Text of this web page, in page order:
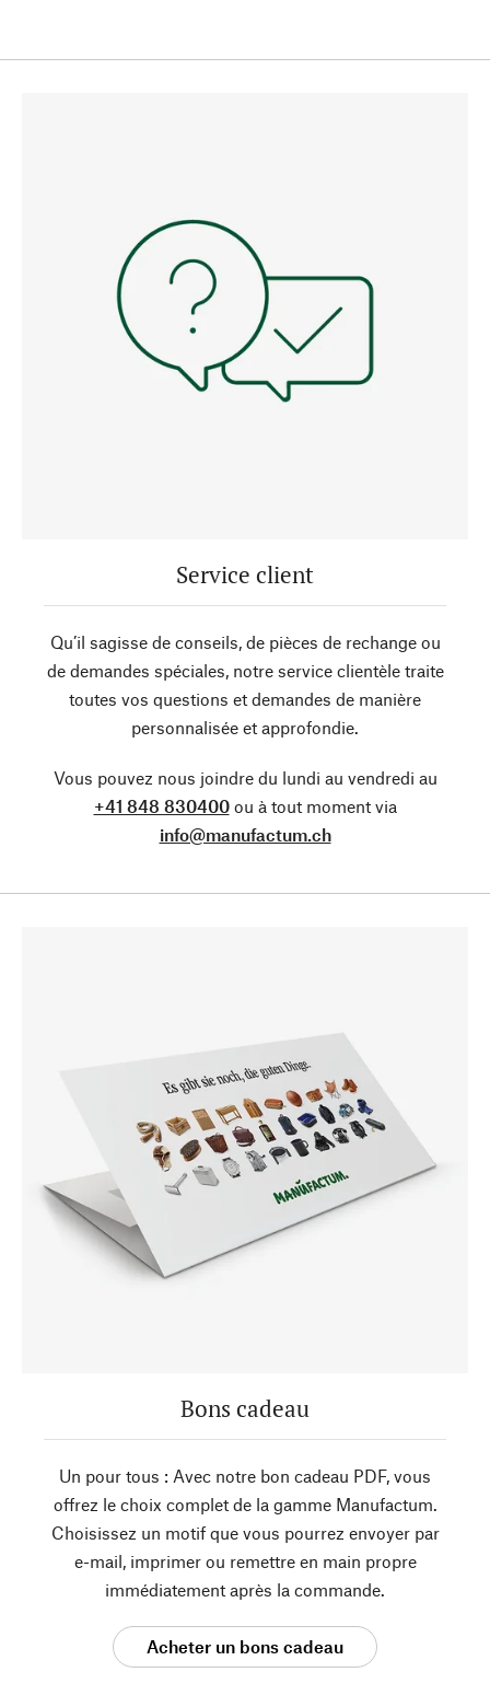
Service client
Qu’il sagisse de conseils, de pièces de rechange ou
de demandes spéciales, notre service clientèle traite
toutes vos questions et demandes de manière
personnalisée et approfondie.
Vous pouvez nous joindre du lundi au vendredi au
+41 848 830400ou à tout moment via
info@manufactum.ch
Bons cadeau
Un pour tous : Avec notre bon cadeau PDF, vous
offrez le choix complet de la gamme Manufactum.
Choisissez un motif que vous pourrez envoyer par
e-mail, imprimer ou remettre en main propre
immédiatement après la commande.
Acheter un bons cadeau